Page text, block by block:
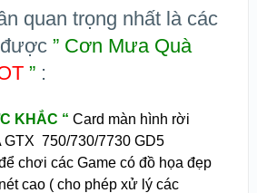
quan trọng nhất là các
” Cơn Mưa Quà
” :
KHẮC “ Card màn hình rời
GTX 750/730/7730 GD5
chơi các Game có đồ họa đẹp
cao ( cho phép xử lý các